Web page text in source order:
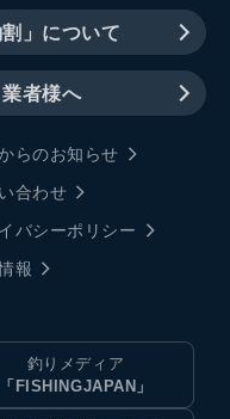
」について
者様へ
らのお知らせ
合わせ
バシーポリシー
報
釣りメディア
「FISHINGJAPAN」